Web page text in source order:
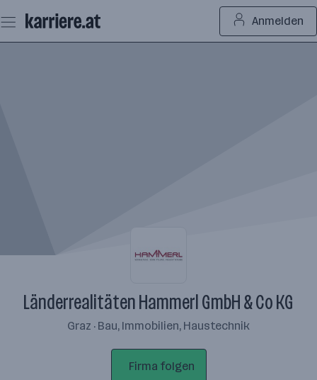
Seiteninhalt
springen
Anmelden
Länderrealitäten Hammerl GmbH & Co KG
Graz · Bau, Immobilien, Haustechnik
Firma folgen